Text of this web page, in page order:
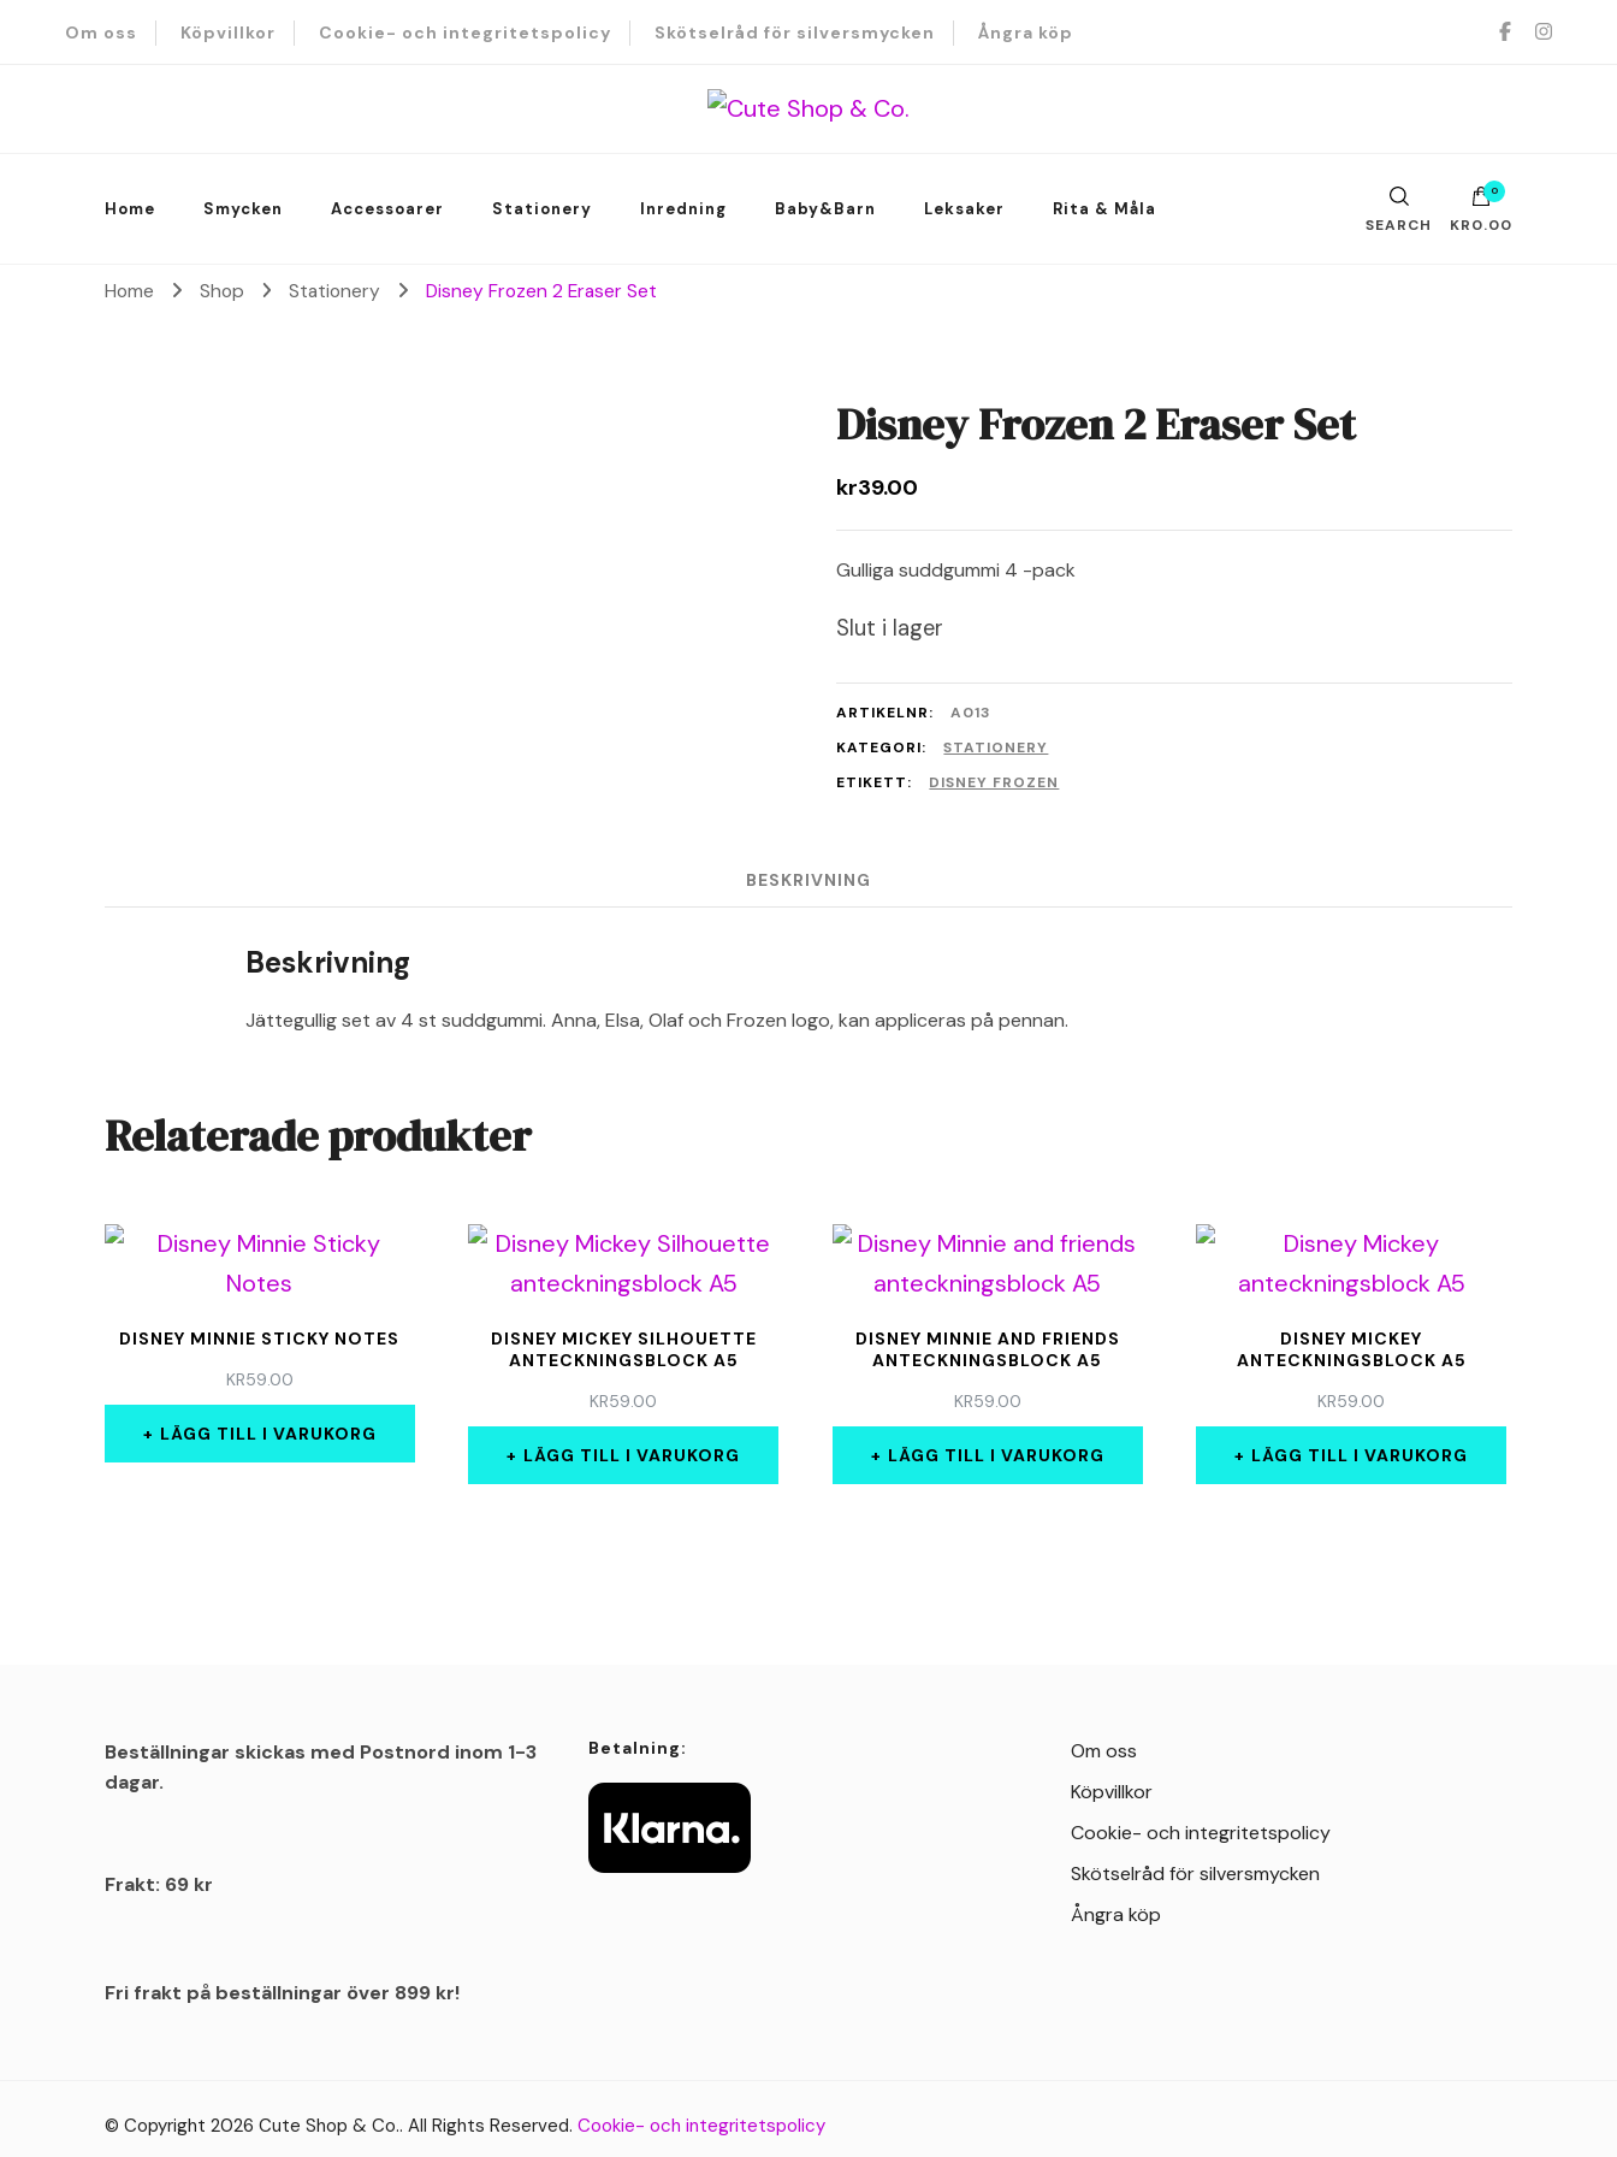
Om oss Köpvillkor Cookie- och integritetspolicy Skötselråd för silversmycken Ångra köp
Cute Shop & Co.
Home Smycken Accessoarer Stationery Inredning Baby&Barn Leksaker Rita & Måla
SEARCH
0
KR0.00
Home Shop Stationery Disney Frozen 2 Eraser Set
Disney Frozen 2 Eraser Set
kr39.00
Gulliga suddgummi 4 -pack
Slut i lager
ARTIKELNR:
A013
KATEGORI:
STATIONERY
ETIKETT:
DISNEY FROZEN
BESKRIVNING
Beskrivning
Jättegullig set av 4 st suddgummi. Anna, Elsa, Olaf och Frozen logo, kan appliceras på pennan.
Relaterade produkter
DISNEY MINNIE STICKY NOTES
KR59.00
LÄGG TILL I VARUKORG
DISNEY MICKEY SILHOUETTE
ANTECKNINGSBLOCK A5
KR59.00
LÄGG TILL I VARUKORG
DISNEY MINNIE AND FRIENDS
ANTECKNINGSBLOCK A5
KR59.00
LÄGG TILL I VARUKORG
DISNEY MICKEY
ANTECKNINGSBLOCK A5
KR59.00
LÄGG TILL I VARUKORG
Beställningar skickas med Postnord inom 1-3
dagar.
Frakt: 69 kr
Fri frakt på beställningar över 899 kr!
Betalning:
Om oss
Köpvillkor
Cookie- och integritetspolicy
Skötselråd för silversmycken
Ångra köp
© Copyright 2026 Cute Shop & Co.. All Rights Reserved. Cookie- och integritetspolicy